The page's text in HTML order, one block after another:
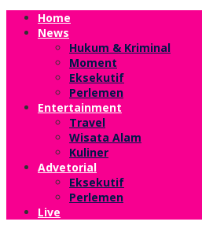
Home
News
Hukum & Kriminal
Moment
Eksekutif
Perlemen
Entertainment
Travel
Wisata Alam
Kuliner
Advetorial
Eksekutif
Perlemen
Live